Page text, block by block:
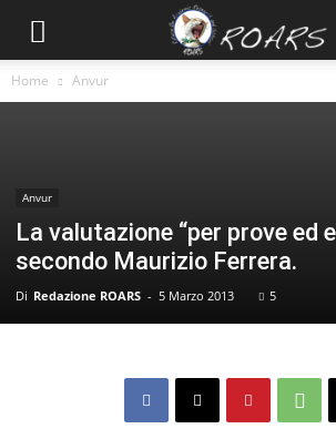
Home Anvur
Anvur
La valutazione “per prove ed
secondo Maurizio Ferrera.
Di Redazione ROARS - 5 Marzo 2013 5